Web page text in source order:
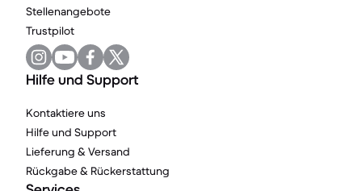
Stellenangebote
Trustpilot
Hilfe und Support
Kontaktiere uns
Hilfe und Support
Lieferung & Versand
Rückgabe & Rückerstattung